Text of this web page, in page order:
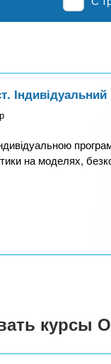
Індивідуальний
на моделях,
курсы